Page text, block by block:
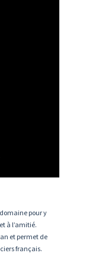
pour y
à l’amitié.
et permet de
français.